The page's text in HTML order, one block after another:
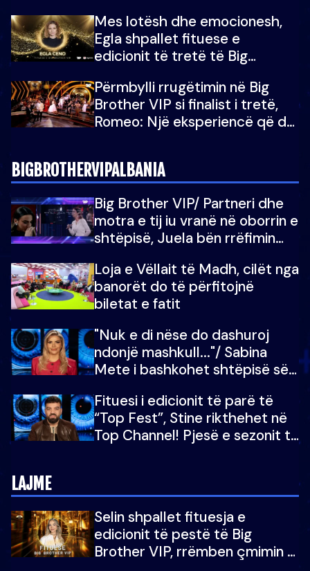
Mes lotësh dhe emocionesh,
Egla shpallet fituese e
edicionit të tretë të Big
Përmbylli rrugëtimin në Big
Brother VIP si finalist i tretë,
Romeo: Një eksperiencë që do
BIGBROTHERVIPALBANIA
Big Brother VIP/ Partneri dhe
motra e tij iu vranë në oborrin e
shtëpisë, Juela bën rrëfimin
do të martoheshim, por zemra
mu copëtua
Loja e Vëllait të Madh, cilët nga
banorët do të përfitojnë
biletat e fatit
"Nuk e di nëse do dashuroj
ndonjë mashkull..."/ Sabina
Mete i bashkohet shtëpisë së
për në fund!
Fituesi i edicionit të parë të
“Top Fest”, Stine rikthehet në
Top Channel! Pjesë e sezonit të
LAJME
Selin shpallet fituesja e
edicionit të pestë të Big
Brother VIP, rrëmben çmimin e